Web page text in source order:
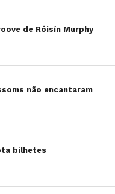
de Róisín Murphy
não encantaram
bilhetes